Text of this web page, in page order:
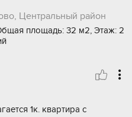
Центральный район
площадь: 32 м2, Этаж: 2
1к. квартира с